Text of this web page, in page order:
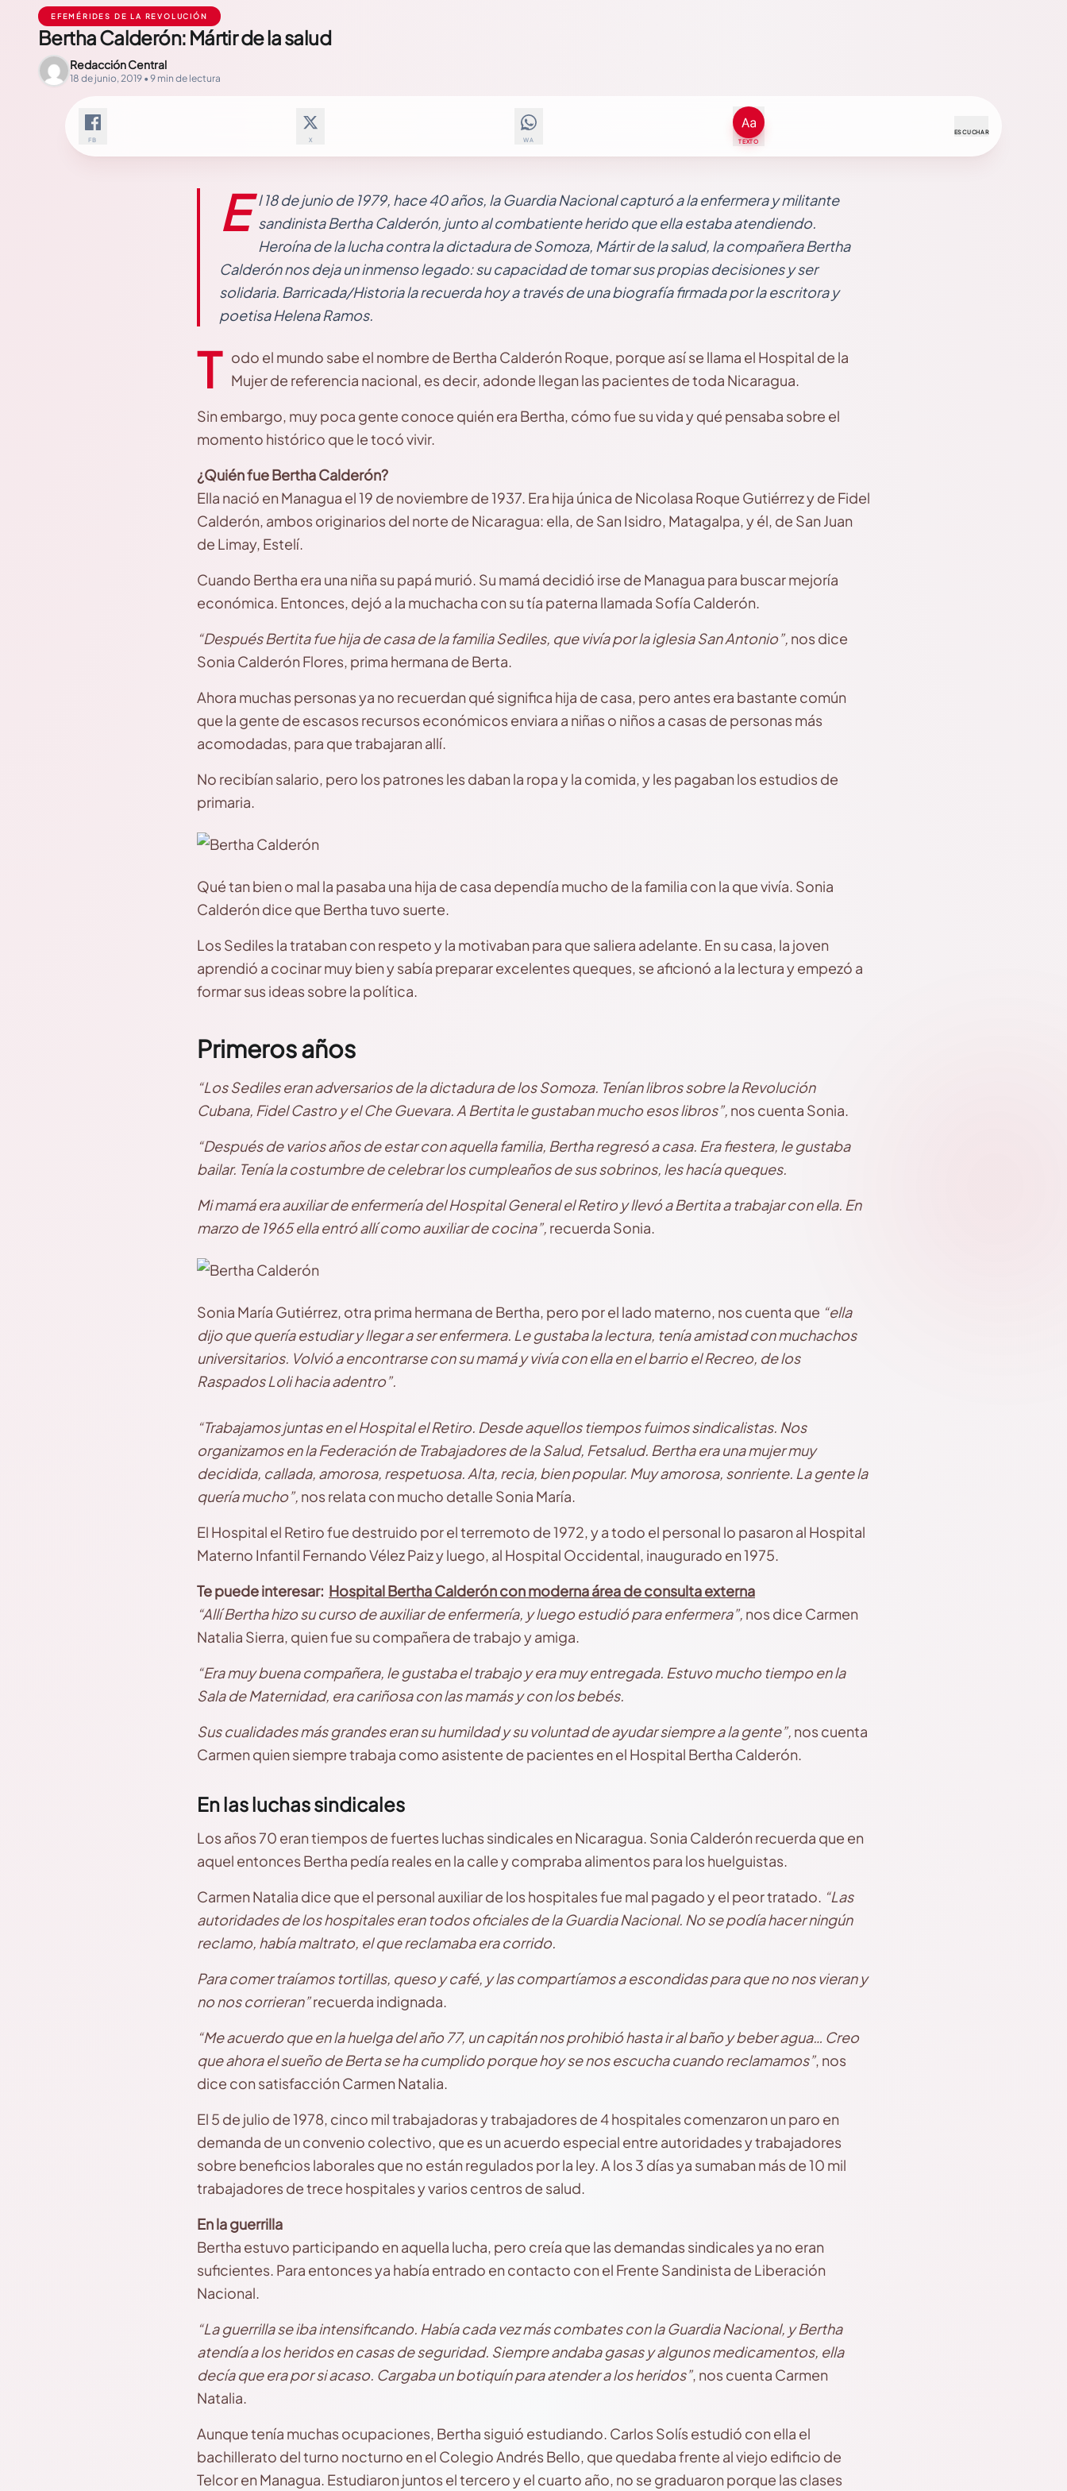
EFEMÉRIDES DE LA REVOLUCIÓN
Bertha Calderón: Mártir de la salud
Redacción Central
18 de junio, 2019 • 9 min de lectura
FB X WA TEXTO
ESCUCHAR
E l 18 de junio de 1979, hace 40 años, la Guardia Nacional capturó a la enfermera y militante
sandinista Bertha Calderón, junto al combatiente herido que ella estaba atendiendo.
Heroína de la lucha contra la dictadura de Somoza, Mártir de la salud, la compañera Bertha
Calderón nos deja un inmenso legado: su capacidad de tomar sus propias decisiones y ser
solidaria. Barricada/Historia la recuerda hoy a través de una biografía firmada por la escritora y
poetisa Helena Ramos.
T odo el mundo sabe el nombre de Bertha Calderón Roque, porque así se llama el Hospital de la
Mujer de referencia nacional, es decir, adonde llegan las pacientes de toda Nicaragua.
Sin embargo, muy poca gente conoce quién era Bertha, cómo fue su vida y qué pensaba sobre el
momento histórico que le tocó vivir.
¿Quién fue Bertha Calderón?
Ella nació en Managua el 19 de noviembre de 1937. Era hija única de Nicolasa Roque Gutiérrez y de Fidel
Calderón, ambos originarios del norte de Nicaragua: ella, de San Isidro, Matagalpa, y él, de San Juan
de Limay, Estelí.
Cuando Bertha era una niña su papá murió. Su mamá decidió irse de Managua para buscar mejoría
económica. Entonces, dejó a la muchacha con su tía paterna llamada Sofía Calderón.
“Después Bertita fue hija de casa de la familia Sediles, que vivía por la iglesia San Antonio”, nos dice
Sonia Calderón Flores, prima hermana de Berta.
Ahora muchas personas ya no recuerdan qué significa hija de casa, pero antes era bastante común
que la gente de escasos recursos económicos enviara a niñas o niños a casas de personas más
acomodadas, para que trabajaran allí.
No recibían salario, pero los patrones les daban la ropa y la comida, y les pagaban los estudios de
primaria.
Qué tan bien o mal la pasaba una hija de casa dependía mucho de la familia con la que vivía. Sonia
Calderón dice que Bertha tuvo suerte.
Los Sediles la trataban con respeto y la motivaban para que saliera adelante. En su casa, la joven
aprendió a cocinar muy bien y sabía preparar excelentes queques, se aficionó a la lectura y empezó a
formar sus ideas sobre la política.
Primeros años
“Los Sediles eran adversarios de la dictadura de los Somoza. Tenían libros sobre la Revolución
Cubana, Fidel Castro y el Che Guevara. A Bertita le gustaban mucho esos libros”, nos cuenta Sonia.
“Después de varios años de estar con aquella familia, Bertha regresó a casa. Era fiestera, le gustaba
bailar. Tenía la costumbre de celebrar los cumpleaños de sus sobrinos, les hacía queques.
Mi mamá era auxiliar de enfermería del Hospital General elRetiro y llevó a Bertita a trabajar con ella. En
marzo de 1965 ella entró allí como auxiliar de cocina”, recuerda Sonia.
Sonia María Gutiérrez, otra prima hermana de Bertha, pero por el lado materno, nos cuenta que “ella
dijo que quería estudiar y llegar a ser enfermera. Le gustaba la lectura, tenía amistad con muchachos
universitarios. Volvió a encontrarse con su mamá y vivía con ella en el barrio el Recreo, de los
Raspados Loli hacia adentro”.
“Trabajamos juntas en el Hospital el Retiro. Desde aquellos tiempos fuimos sindicalistas. Nos
organizamos en la Federación de Trabajadores de la Salud, Fetsalud. Bertha era una mujer muy
decidida, callada, amorosa, respetuosa. Alta, recia, bien popular. Muy amorosa, sonriente. La gente la
quería mucho”, nos relata con mucho detalle Sonia María.
El Hospital el Retiro fue destruido por el terremoto de 1972, y a todo el personal lo pasaron al Hospital
Materno Infantil Fernando Vélez Paiz y luego, al Hospital Occidental, inaugurado en 1975.
Te puede interesar: Hospital Bertha Calderón con moderna área de consulta externa
“Allí Bertha hizo su curso de auxiliar de enfermería, y luego estudió para enfermera”, nos dice Carmen
Natalia Sierra, quien fue su compañera de trabajo y amiga.
“Era muy buena compañera, le gustaba el trabajo y era muy entregada. Estuvo mucho tiempo en la
Sala de Maternidad, era cariñosa con las mamás y con los bebés.
Sus cualidades más grandes eran su humildad y su voluntad de ayudar siempre a la gente”, nos cuenta
Carmen quien siempre trabaja como asistente de pacientes en el Hospital Bertha Calderón.
En las luchas sindicales
Los años 70 eran tiempos de fuertes luchas sindicales en Nicaragua. Sonia Calderón recuerda que en
aquel entonces Bertha pedía reales en la calle y compraba alimentos para los huelguistas.
Carmen Natalia dice que el personal auxiliar de los hospitales fue mal pagado y el peor tratado. “Las
autoridades de los hospitales eran todos oficiales de la Guardia Nacional. No se podía hacer ningún
reclamo, había maltrato, el que reclamaba era corrido.
Para comer traíamos tortillas, queso y café, y las compartíamos a escondidas para que no nos vieran y
no nos corrieran”recuerda indignada.
“Me acuerdo que en la huelga del año 77, un capitán nos prohibió hasta ir al baño y beber agua… Creo
que ahora el sueño de Berta se ha cumplido porque hoy se nos escucha cuando reclamamos”, nos
dice con satisfacción Carmen Natalia.
El 5 de julio de 1978, cinco mil trabajadoras y trabajadores de 4 hospitales comenzaron un paro en
demanda de un convenio colectivo, que es un acuerdo especial entre autoridades y trabajadores
sobre beneficios laborales que no están regulados por la ley. A los 3 días ya sumaban más de 10 mil
trabajadores de trece hospitales y varios centros de salud.
En la guerrilla
Bertha estuvo participando en aquella lucha, pero creía que las demandas sindicales ya no eran
suficientes. Para entonces ya había entrado en contacto con el Frente Sandinista de Liberación
Nacional.
“La guerrilla se iba intensificando. Había cada vez más combates con la Guardia Nacional, y Bertha
atendía a los heridos en casas de seguridad. Siempre andaba gasas y algunos medicamentos, ella
decía que era por si acaso. Cargaba un botiquín para atender a los heridos”, nos cuenta Carmen
Natalia.
Aunque tenía muchas ocupaciones, Bertha siguió estudiando. Carlos Solís estudió con ella el
bachillerato del turno nocturno en el Colegio Andrés Bello, que quedaba frente al viejo edificio de
Telcor en Managua. Estudiaron juntos el tercero y el cuarto año, no se graduaron porque las clases